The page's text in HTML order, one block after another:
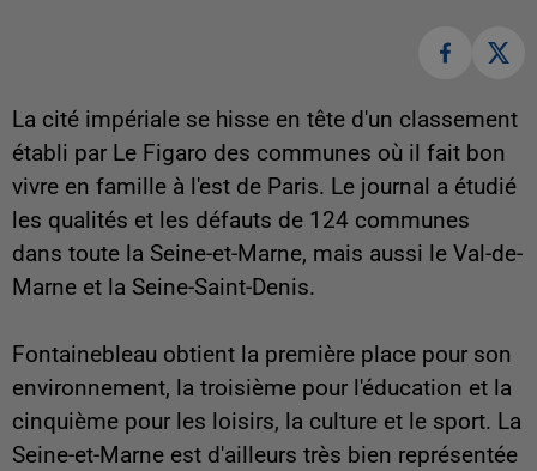
La cité impériale se hisse en tête d'un classement
établi par Le Figaro des communes où il fait bon
vivre en famille à l'est de Paris. Le journal a étudié
les qualités et les défauts de 124 communes
dans toute la Seine-et-Marne, mais aussi le Val-de-
Marne et la Seine-Saint-Denis.
Fontainebleau obtient la première place pour son
environnement, la troisième pour l'éducation et la
cinquième pour les loisirs, la culture et le sport. La
Seine-et-Marne est d'ailleurs très bien représentée